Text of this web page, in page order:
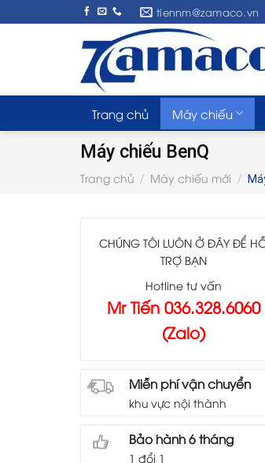
to
tiennm@zamaco.vn
Trang chủ Máy chiếu
Máy chiếu BenQ
Trang chủ / Máy chiếu mới /
CHÚNG TÔI LUÔN Ở ĐÂY ĐỂ
TRỢ BẠN
Hotline tư vấn
Mr Tiến 036.328.6060
(Zalo)
Miễn phí vận chuyển
khu vực nội thành
Bảo hành 6 tháng
1 đổi 1